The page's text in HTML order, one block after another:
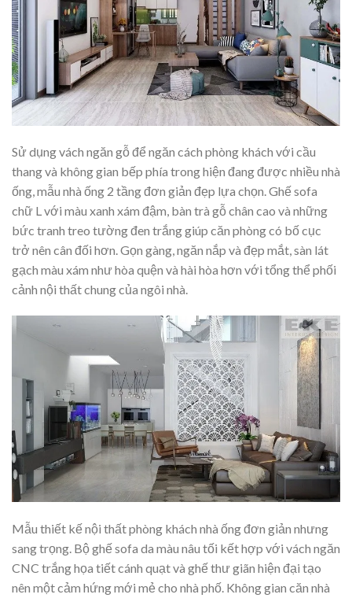
Sử dụng vách ngăn gỗ để ngăn cách phòng khách với cầu
thang và không gian bếp phía trong hiện đang được nhiều nhà
ống, mẫu nhà ống 2 tầng đơn giản đẹp lựa chọn. Ghế sofa
chữ L với màu xanh xám đậm, bàn trà gỗ chân cao và những
bức tranh treo tường đen trắng giúp căn phòng có bố cục
trở nên cân đối hơn. Gọn gàng, ngăn nắp và đẹp mắt, sàn lát
gạch màu xám như hòa quện và hài hòa hơn với tổng thể phối
cảnh nội thất chung của ngôi nhà.
Mẫu thiết kế nội thất phòng khách nhà ống đơn giản nhưng
sang trọng. Bộ ghế sofa da màu nâu tối kết hợp với vách ngăn
CNC trắng họa tiết cánh quạt và ghế thư giãn hiện đại tạo
nên một cảm hứng mới mẻ cho nhà phố. Không gian căn nhà